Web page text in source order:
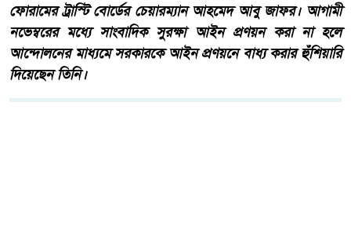
ফোরামের ট্রাস্টি বোর্ডের চেয়ারম্যান আহমেদ আবু জাফর। আগামী
নভেম্বরের মধ্যে সাংবাদিক সুরক্ষা আইন প্রণয়ন করা না হলে
আন্দোলনের মাধ্যমে সরকারকে আইন প্রণয়নে বাধ্য করার হুঁশিয়ারি
দিয়েছেন তিনি।